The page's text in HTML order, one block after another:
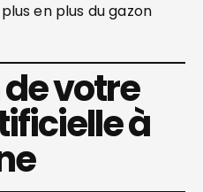
en plus du gazon
de votre
à